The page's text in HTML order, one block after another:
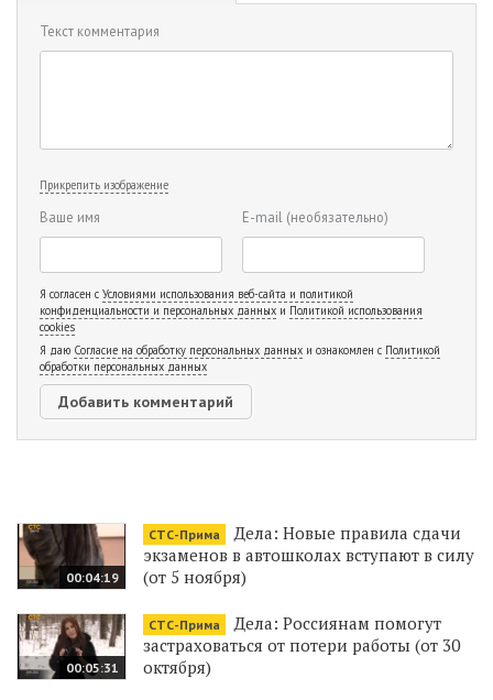
Текст комментария
Прикрепить изображение
Ваше имя E-mail (необязательно)
Я согласен с Условиями использования веб-сайта и политикой
конфиденциальности и персональных данных и Политикой использования
cookies
Я даю Согласие на обработку персональных данных и ознакомлен с Политикой
обработки персональных данных
00:04:19
СТС-Прима
Дела: Новые правила сдачи
экзаменов в автошколах вступают в силу
(от 5 ноября)
00:05:31
СТС-Прима
Дела: Россиянам помогут
застраховаться от потери работы (от 30
октября)